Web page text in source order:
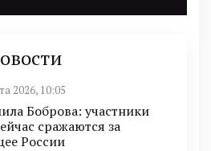
2026, 10:05
Боброва: участники
сражаются за
России